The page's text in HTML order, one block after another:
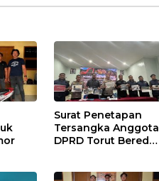
Surat Penetapan
Tersangka Anggota
DPRD Torut Beredar,